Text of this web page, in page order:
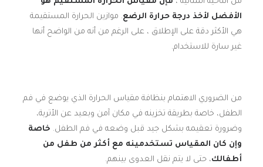
الأفضل لأخذ درجة حرارة الرضع. موازين الحرارة المستقيمة
هي الأكثر دقة على الإطلاق ، على الرغم من أنه من الواضح أنها
غير سارة للاستخدام.
من الضروري الاهتمام بنظافة مقياس الحرارة الذي يوضع في فم
الطفل، خاصة بطريقة تخزينه في مكان آمن وبعيد عن الأتربة،
وضرورة تعقيمه بشكل جيد قبل وضعه في فم الطفل. خاصة
وإن كان المقياس تستخدمينه مع أكثر من طفل من
أطفالك، حتى لا يتم نقل العدوى بينهم.